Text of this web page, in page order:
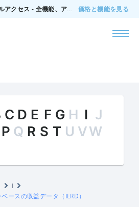
🔥月額$200でTenjinにフルアクセス - 全機能、アドオンなし、いつでもキャンセル可能。 価格と機能を見る
C D E F G H I J
P Q R S T U VW
I
ースの収益データ（ILRD）